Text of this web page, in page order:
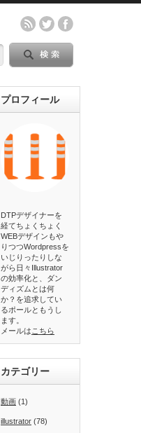
プロフィール
DTPデザイナーを
経てちょくちょく
WEBデザインもや
りつつWordpressを
いじりったりしな
がら日々Illustrator
の効率化と、ダン
ディズムとは何
か？を追求してい
るポールともうし
ます。
メールは こちら
カテゴリー
動画 (1)
illustrator (78)